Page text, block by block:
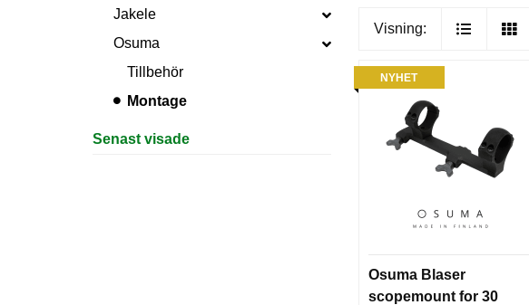
Jakele
Osuma
Tillbehör
Montage
Senast visade
Visning:
NYHET
Osuma Blaser
scopemount for 30